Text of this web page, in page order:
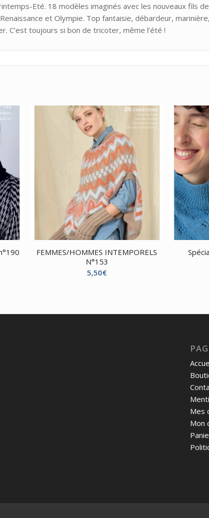
Eté. 18 modèles imaginés avec les nouveaux fils
et Olympie. Top fantaisie, débardeur,
C’est toujours si bon de tricoter, même l’été !
FEMMES/HOMMES INTEMPORELS
N°153
5,50€
Mes
Mon